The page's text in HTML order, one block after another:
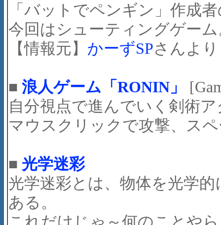
「バットでペンギン」作成
今回はシューティングゲー
【情報元】 かーずSPさんより
■ 浪人ゲーム「RONIN」
自分視点で進んでいく剣術
マウスクリックで攻撃、ス
■ 光学迷彩
光学迷彩とは、物体を光学
ある。
これだけじゃ～何のことや